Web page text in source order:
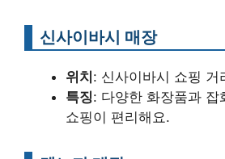
신사이바시 매장
위치 : 신사이바시 쇼핑 거
특징: 다양한 화장품과 잡
쇼핑이 편리해요.